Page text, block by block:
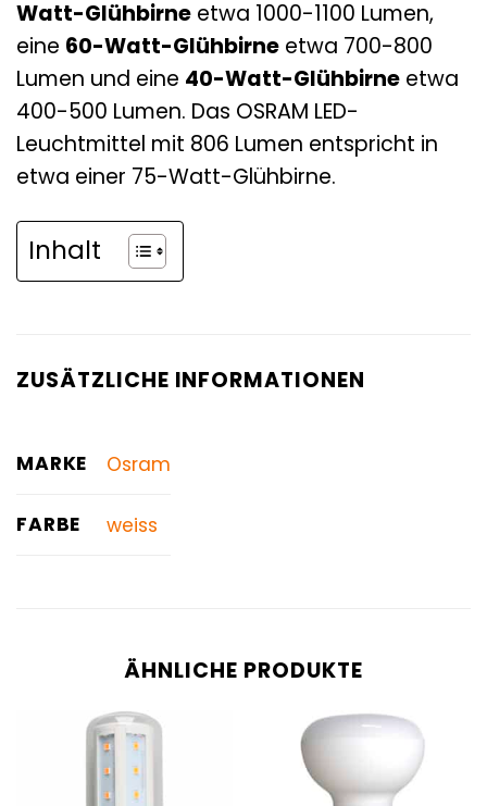
Watt-Glühbirne etwa 1000-1100 Lumen,
eine 60-Watt-Glühbirne etwa 700-800
Lumen und eine 40-Watt-Glühbirne etwa
400-500 Lumen. Das OSRAM LED-
Leuchtmittel mit 806 Lumen entspricht in
etwa einer 75-Watt-Glühbirne.
Inhalt
ZUSÄTZLICHE INFORMATIONEN
MARKE Osram
FARBE weiss
ÄHNLICHE PRODUKTE